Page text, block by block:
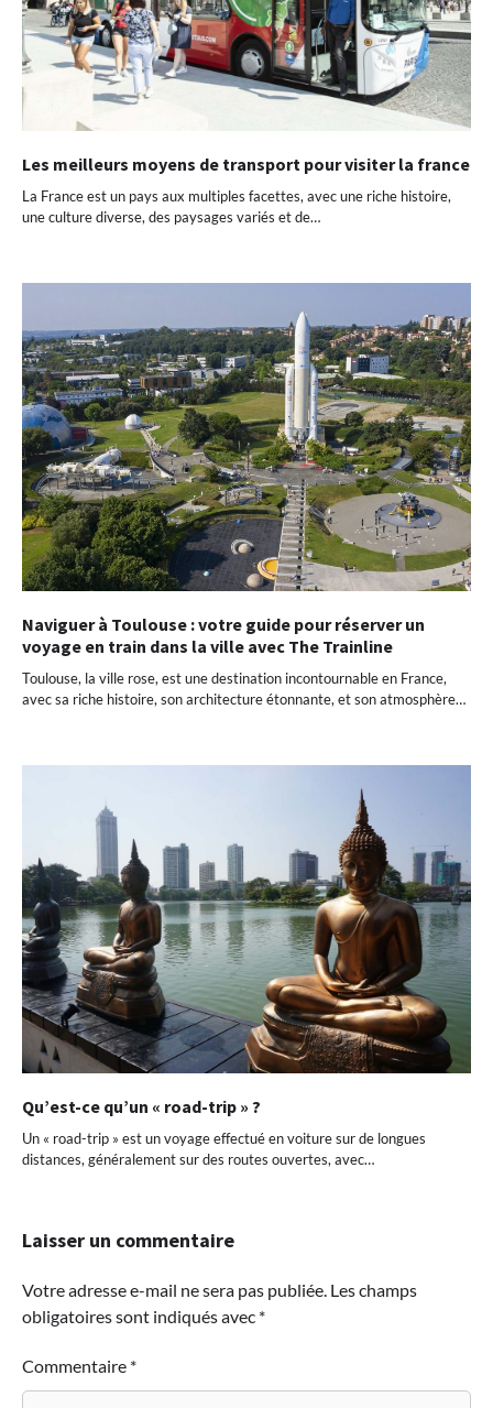
Les meilleurs moyens de transport pour visiter la france
La France est un pays aux multiples facettes, avec une riche histoire,
une culture diverse, des paysages variés et de…
Naviguer à Toulouse : votre guide pour réserver un
voyage en train dans la ville avec The Trainline
Toulouse, la ville rose, est une destination incontournable en France,
avec sa riche histoire, son architecture étonnante, et son atmosphère…
Qu’est-ce qu’un « road-trip » ?
Un « road-trip » est un voyage effectué en voiture sur de longues
distances, généralement sur des routes ouvertes, avec…
Laisser un commentaire
Votre adresse e-mail ne sera pas publiée. Les champs
obligatoires sont indiqués avec *
Commentaire *